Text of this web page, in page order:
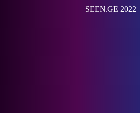
SEEN.GE 2022